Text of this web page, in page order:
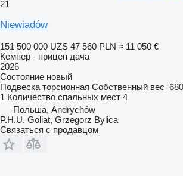
21
Niewiadów
151 500 000 UZS 47 560 PLN ≈ 11 050 €
Кемпер - прицеп дача
2026
Состояние новый
Подвеска торсионная Собственный вес
1 Количество спальных мест 4
Польша, Andrychów
P.H.U. Goliat, Grzegorz Bylica
Связаться с продавцом